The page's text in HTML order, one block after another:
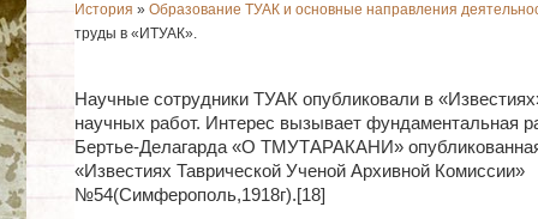
История » Образование ТУАК и основные направления
труды в «ИТУАК».
Научные сотрудники ТУАК опубликовали в
научных работ. Интерес вызывает фундаментальная
Бертье-Делагарда «О ТМУТАРАКАНИ»
«Известиях Таврической Ученой Архивной Комиссии»
№54(Симферополь,1918г).[18]